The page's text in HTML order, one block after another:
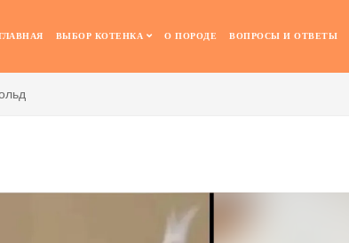
ВЫБОР КОТЕНКА О ПОРОДЕ ВОПРОСЫ И ОТВЕТЫ